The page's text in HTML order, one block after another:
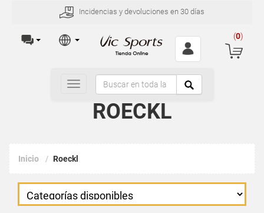
Incidencias y devoluciones en 30 días
(0)
Toggle
navigation
ROECKL
Inicio Roeckl